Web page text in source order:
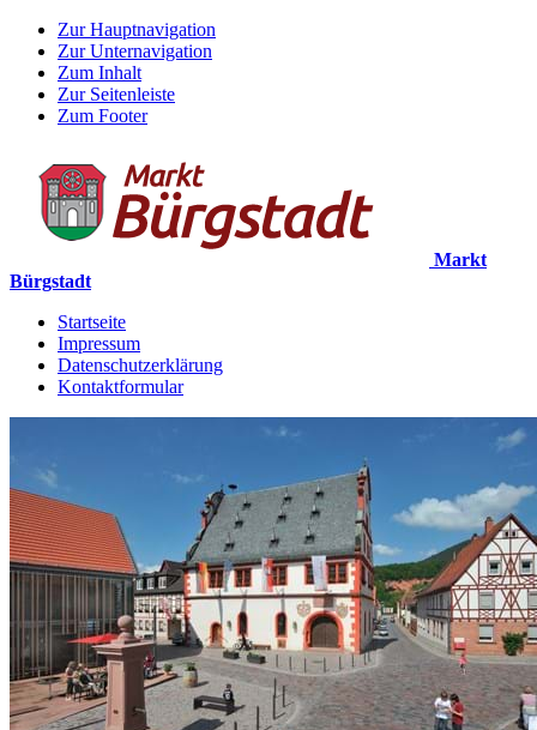
Zur Hauptnavigation
Zur Unternavigation
Zum Inhalt
Zur Seitenleiste
Zum Footer
Markt
Bürgstadt
Startseite
Impressum
Datenschutzerklärung
Kontaktformular